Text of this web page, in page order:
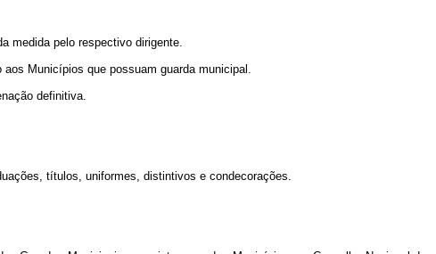
medida pelo respectivo dirigente.
Municípios que possuam guarda municipal.
definitiva.
títulos, uniformes, distintivos e condecorações.